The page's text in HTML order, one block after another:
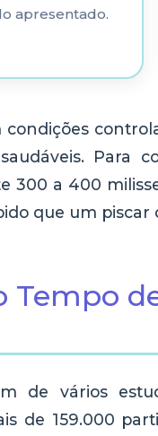
apresentado.
Para
300 a 400
que um piscar
Tempo
de vários
de 159.000